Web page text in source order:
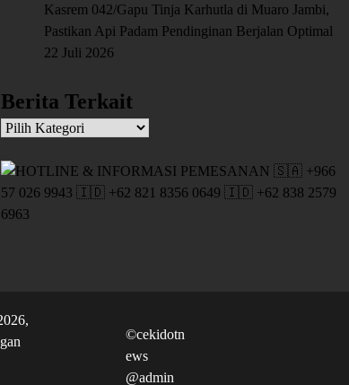
Kasrem 042/Gapu Tinja Karhutla di Muaro Jambi,
Pastikan Api Padam Pendinginan Berjalan Optimal
22 Juli 2026
Berita Terkait
Berita
©cekidotn
ews
@admin